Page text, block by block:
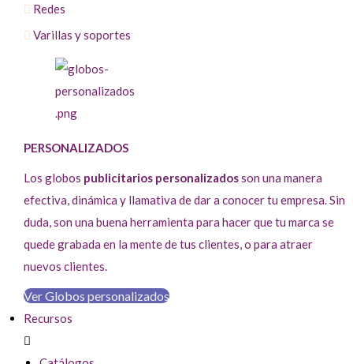
Redes
Varillas y soportes
PERSONALIZADOS
Los globos publicitarios personalizadosson una manera
efectiva, dinámica y llamativa de dar a conocer tu empresa. Sin
duda, son una buena herramienta para hacer que tu marca se
quede grabada en la mente de tus clientes, o para atraer
nuevos clientes.
Ver Globos personalizados
Recursos